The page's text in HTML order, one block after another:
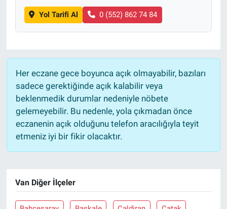
Yol Tarifi Al 0 (552) 862 74 84
Her eczane gece boyunca açık olmayabilir, bazıları
sadece gerektiğinde açık kalabilir veya
beklenmedik durumlar nedeniyle nöbete
gelemeyebilir. Bu nedenle, yola çıkmadan önce
eczanenin açık olduğunu telefon aracılığıyla teyit
etmeniz iyi bir fikir olacaktır.
Van Diğer İlçeler